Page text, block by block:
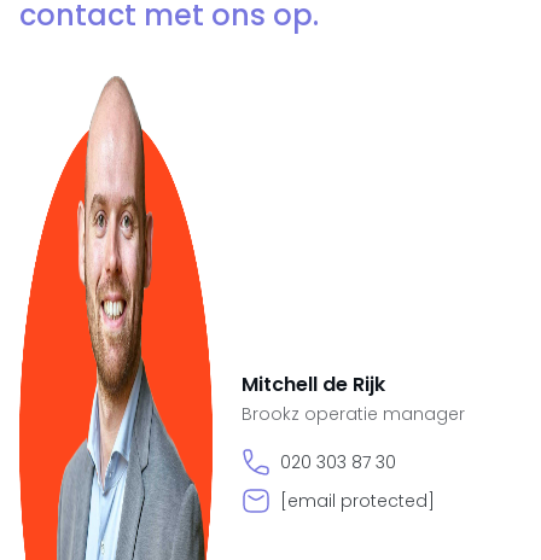
contact met ons op.
Mitchell de Rijk
Brookz operatie manager
020 303 87 30
[email protected]